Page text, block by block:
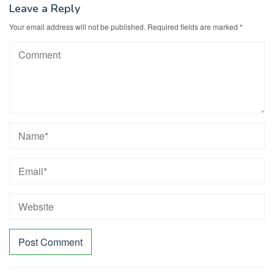
Leave a Reply
Your email address will not be published. Required fields are marked *